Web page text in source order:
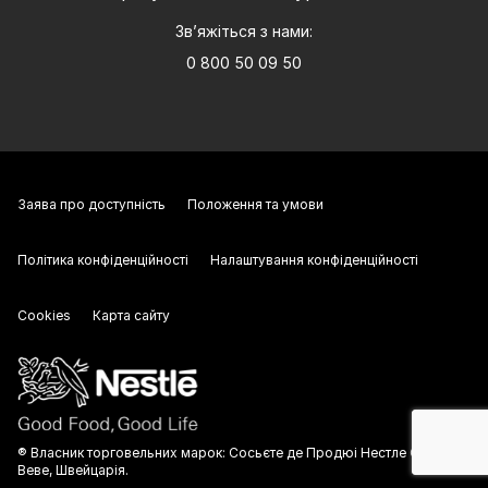
Зв’яжіться з нами:
0 800 50 09 50
® Власник торговельних марок: Сосьєте де Продюі Нестле С.А.,
Веве, Швейцарія.
Заява про доступність Положення та умови
Політика конфіденційності Налаштування конфіденційності
Cookies Карта сайту